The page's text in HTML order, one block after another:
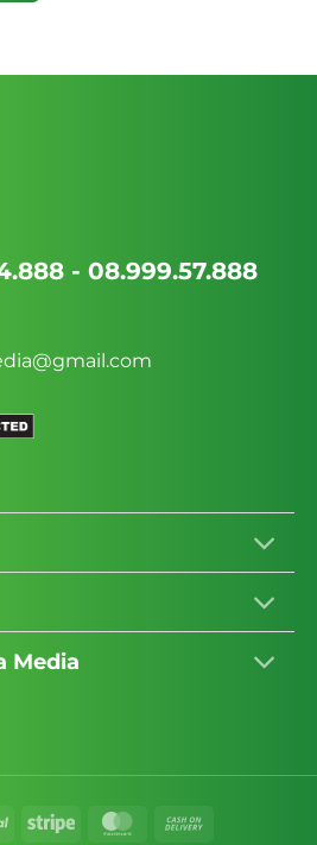
- 08.999.57.888
Media
PayPal Stripe MasterCard